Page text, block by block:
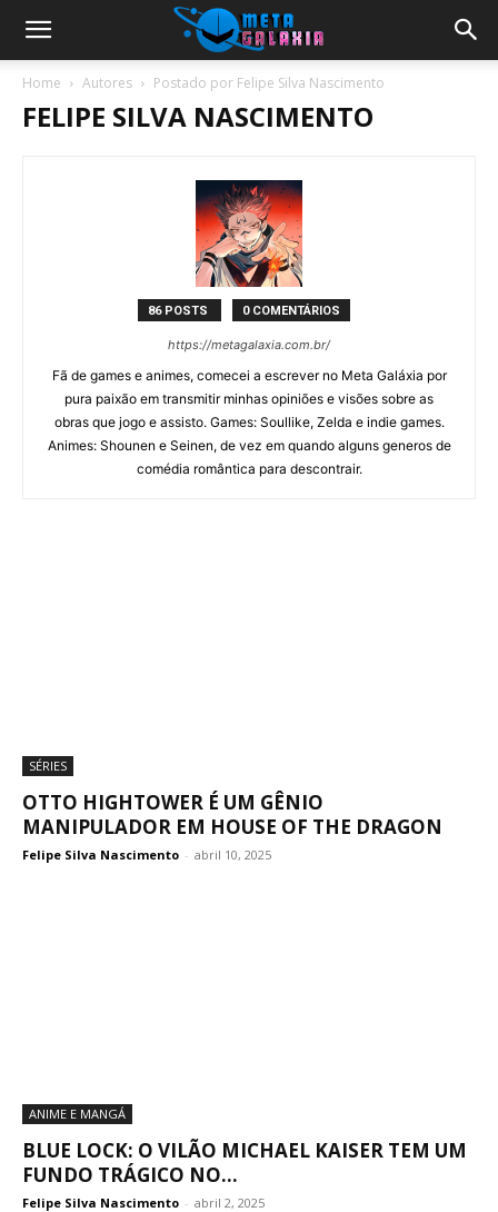
Home Autores Postado por Felipe Silva Nascimento
FELIPE SILVA NASCIMENTO
86 POSTS 0 COMENTÁRIOS
https://metagalaxia.com.br/
Fã de games e animes, comecei a escrever no Meta Galáxia por
pura paixão em transmitir minhas opiniões e visões sobre as
obras que jogo e assisto. Games: Soullike, Zelda e indie games.
Animes: Shounen e Seinen, de vez em quando alguns generos de
comédia romântica para descontrair.
SÉRIES
OTTO HIGHTOWER É UM GÊNIO
MANIPULADOR EM HOUSE OF THE DRAGON
Felipe Silva Nascimento - abril 10, 2025
ANIME E MANGÁ
BLUE LOCK: O VILÃO MICHAEL KAISER TEM UM
FUNDO TRÁGICO NO...
Felipe Silva Nascimento - abril 2, 2025